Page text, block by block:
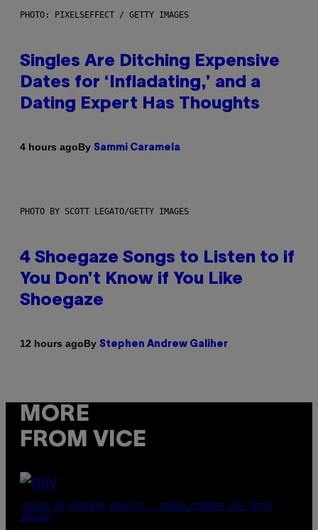
PHOTO: PIXELSEFFECT / GETTY IMAGES
Singles Are Ditching Expensive
Dates for ‘Infladating,’ and a
Dating Expert Has Thoughts
4 hours agoBy Sammi Caramela
PHOTO BY SCOTT LEGATO/GETTY IMAGES
4 Shoegaze Songs to Listen to if
You Don’t Know if You Like
Shoegaze
12 hours agoBy Stephen Andrew Galiher
MORE
FROM VICE
(PHOTO BY ROBERTO PANUCCI – CORBIS/CORBIS VIA GETTY
IMAGES)